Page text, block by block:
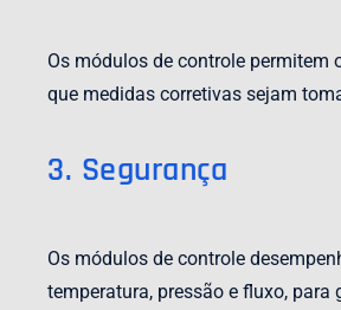
Os módulos de controle
que medidas corretivas sejam
3. Segurança
Os módulos de controle
temperatura, pressão e fluxo,